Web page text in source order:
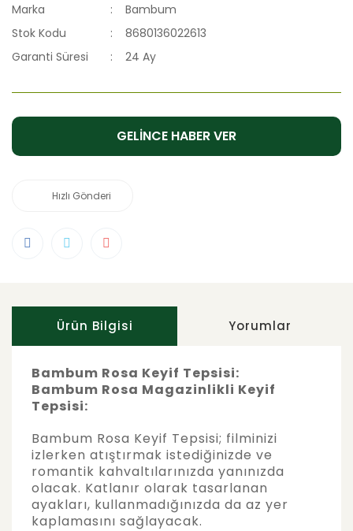
Marka
Bambum
Stok Kodu
8680136022613
Garanti Süresi
24 Ay
GELİNCE HABER VER
Hızlı Gönderi
Ürün Bilgisi Yorumlar
Bambum Rosa Keyif Tepsisi:
Bambum Rosa Magazinlikli Keyif
Tepsisi:
Bambum Rosa Keyif Tepsisi; filminizi
izlerken atıştırmak istediğinizde ve
romantik kahvaltılarınızda yanınızda
olacak. Katlanır olarak tasarlanan
ayakları, kullanmadığınızda da az yer
kaplamasını sağlayacak.